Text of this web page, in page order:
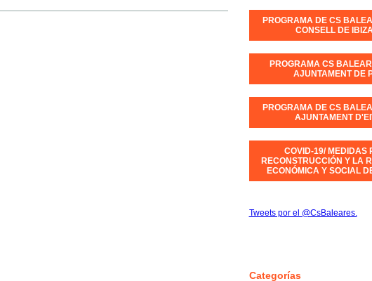
PROGRAMA DE CS
CONSELL DE
PROGRAMA CS
AJUNTAMENT DE
PROGRAMA DE CS
AJUNTAMENT
COVID-19/ MEDIDAS
RECONSTRUCCIÓN Y LA
ECONÓMICA Y SOCIAL
Tweets por el @CsBaleares.
Categorías